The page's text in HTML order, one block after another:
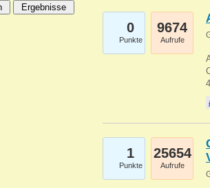
0
Punkte
9674
Aufrufe
1
Punkte
25654
Aufrufe